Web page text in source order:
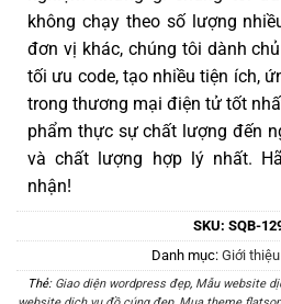
không chạy theo số lượng
đơn vị khác, chúng tôi dành
tối ưu code, tạo nhiều tiện ích,
trong thương mại điện tử tốt
phẩm thực sự chất lượng đến
và chất lượng hợp lý nhất.
nhận!
SKU: SQB-
Danh mục: Giới
Thẻ: Giao diện wordpress đẹp, Mẫu website